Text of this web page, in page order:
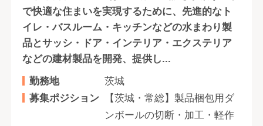
で快適な住まいを実現するために、先進的なト
イレ・バスルーム・キッチンなどの水まわり製
品とサッシ・ドア・インテリア・エクステリア
などの建材製品を開発、提供し...
勤務地
茨城
募集ポジション
【茨城・常総】製品梱包用ダ
ンボールの切断・加工・軽作